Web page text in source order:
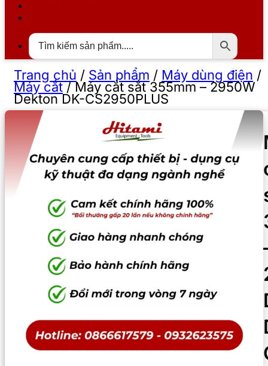
Trang chủ / Sản phẩm / Máy dùng điện /
Máy cắt/Máy cắt sắt 355mm – 2950W
Dekton DK-CS2950PLUS